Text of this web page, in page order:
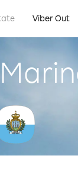
Viber Out